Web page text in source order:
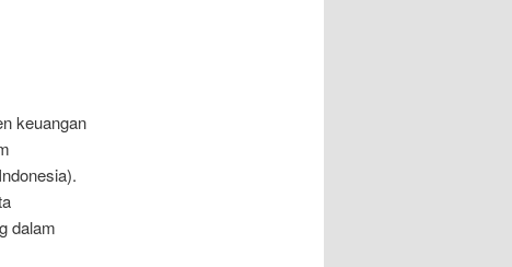
keuangan
dalam